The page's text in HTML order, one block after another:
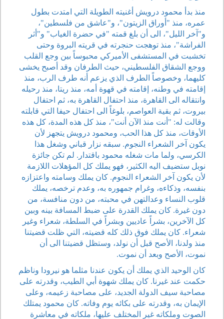
منذ بدأ محمود درويش أغنيته الطويلة التي امتدت بطول
عمره، منذ "أوراق الزيتون"، و"عاشق من فلسطين"،
و"آخر الليل"، الى أن بلغ قمته "في حضرة الغياب" و"أثر
الفراشة"، منذ توهجت حنجرته في قريته البروة وحتى
تخشبت في المستشفى الأميركي محبوساً بين وجع القلب
ووجع الشقاق الفلسطيني، حيث الطرفان وقد أصبح يخشى
كليهما، وخصوصاً الطرف الذي يزعم أنه طرف الرب، منذ
إقامته في وطنه، إقامته في قهوة أمه، منذ ريتا، منذ رحيله
وانتقاله الى القاهرة، منذ احتفال القاهرة به، ثم احتفال
بيروت، ثم بقية العواصم، بلوغاً الى احتفال حيفا التي قابلته
وقالت له: "أنت منذ الآن أنت"، منذ كل هذه المدة، كل هذه
الأوقات، منذ كل هذا الحب، ومحمود درويش يتجهز لأن
يكون آخر الشعراء النجوم. سبقه نزار قباني وشغل هذا
الكرسي، ولما مات شغله محمود باقتدار. لم تكن جائزة
نوبل ستضيف اليه الكثير، فهو يملك كل المؤهلات اللازمة
لأن يكون آخر الشعراء النجوم. كان يملك وسامته واعتزازه
بنفسه، وذكاءه، وغرام جمهوره به، وعدم ترخصه، يملك
قلوب النساء وعدالتهن في محبته، من دون منافسة، من
دون غيرة. كان يملك القدرة على ضبط المسافة بينه وبين
كل الآخرين، بشراً عاديين وبشراً في السلطة، شعراء وغير
شعراء. كان يملك فوق ذلك كله قضيته، التي ظلت قضيتنا
منذ ولدنا، الأصح قبل أن نولد، وستظل قضيتنا الى أن
نموت، الأصح وبعد أن نموت.
كان الوحيد الذي يملك أن يكون عندنا مثلما هو نيرودا وناظم
حكمت عند غيرنا. كان يملك شهوة أبي الطيب، وقدرته على
مصاحبة سيف الدولة الجديد، على مصاحبة زعيمه، وعلى
الإيمان به، وقدرته على بكائه يوم وفاته. كان محمود يمتلك
الصوت وملكاته غير المختلف عليها، ملكاته في معاشرة